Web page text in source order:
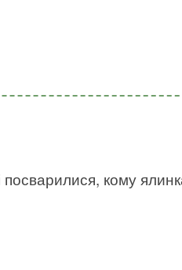
посварилися, кому